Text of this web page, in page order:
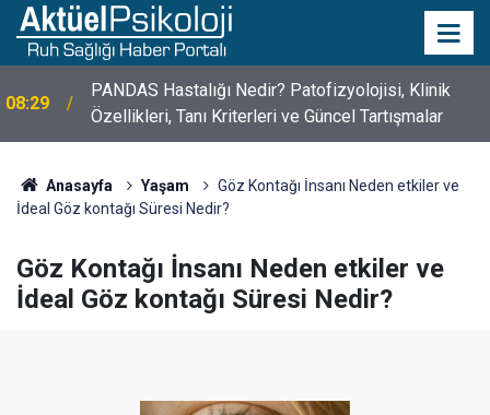
10:30
10 Mayıs Psikologlar Günü Nasıl Ortaya Çıktı? 10
Mayıs Tarihinin Hikayesi
Anasayfa Yaşam
Göz Kontağı İnsanı Neden etkiler ve
İdeal Göz kontağı Süresi Nedir?
Göz Kontağı İnsanı Neden etkiler ve
İdeal Göz kontağı Süresi Nedir?